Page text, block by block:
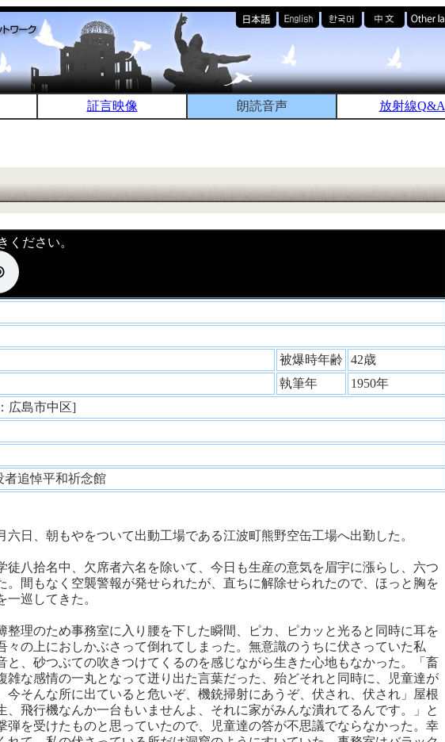
証言映像 朗読音声 放射線Q&A
ください。
被爆時年齢
42歳
執筆年
1950年
広島市中区]
者追悼平和祈念館
日、朝もやをついて出動工場である江波町熊野空缶工場へ出勤した。
徒八拾名中、欠席者六名を除いて、今日も生産の意気を眉宇に漲らし、六つ
。間もなく空襲警報が発せられたが、直ちに解除せられたので、ほっと胸を
巡してきた。
整理のため事務室に入り腰を下した瞬間、ピカ、ピカッと光ると同時に耳を
々の上におしかぶさって倒れてしまった。無意識のうちに伏さっていた私
と、砂つぶての吹きつけてくるのを感じながら生きた心地もなかった。「畜
雑な感情の一丸となって迸り出た言葉だった、殆どそれと同時に、児童達が
今そんな所に出ていると危いぞ、機銃掃射にあうぞ、伏され、伏され」屋根
飛行機なんか一台もいませんよ、それに家がみんな潰れてるんです。」と
弾を受けたものと思っていたので、児童達の答が不思議でならなかった。幸